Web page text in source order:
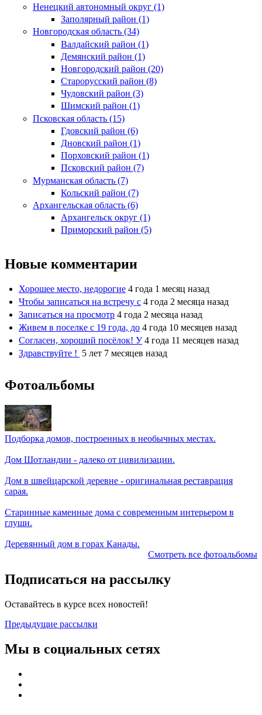
Ненецкий автономный округ (1)
Заполярный район (1)
Новгородская область (34)
Валдайский район (1)
Демянский район (1)
Новгородский район (20)
Старорусский район (8)
Чудовский район (3)
Шимский район (1)
Псковская область (15)
Гдовский район (6)
Дновский район (1)
Порховский район (1)
Псковский район (7)
Мурманская область (7)
Кольский район (7)
Архангельская область (6)
Архангельск округ (1)
Приморский район (5)
Новые комментарии
Хорошее место, недорогие 4 года 1 месяц назад
Чтобы записаться на встречу с 4 года 2 месяца назад
Записаться на просмотр 4 года 2 месяца назад
Живем в поселке с 19 года, до 4 года 10 месяцев назад
Согласен, хороший посёлок! У 4 года 11 месяцев назад
Здравствуйте ! 5 лет 7 месяцев назад
Фотоальбомы
Подборка домов, построенных в необычных местах.
Дом Шотландии - далеко от цивилизации.
Дом в швейцарской деревне - оригинальная реставрация
сарая.
Старинные каменные дома с современным интерьером в
глуши.
Деревянный дом в горах Канады.
Смотреть все фотоальбомы
Подписаться на рассылку
Оставайтесь в курсе всех новостей!
Предыдущие рассылки
Мы в социальных сетях